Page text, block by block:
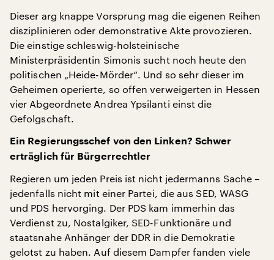
Dieser arg knappe Vorsprung mag die eigenen Reihen
disziplinieren oder demonstrative Akte provozieren.
Die einstige schleswig-holsteinische
Ministerpräsidentin Simonis sucht noch heute den
politischen „Heide-Mörder“. Und so sehr dieser im
Geheimen operierte, so offen verweigerten in Hessen
vier Abgeordnete Andrea Ypsilanti einst die
Gefolgschaft.
Ein Regierungsschef von den Linken? Schwer
erträglich für Bürgerrechtler
Regieren um jeden Preis ist nicht jedermanns Sache –
jedenfalls nicht mit einer Partei, die aus SED, WASG
und PDS hervorging. Der PDS kam immerhin das
Verdienst zu, Nostalgiker, SED-Funktionäre und
staatsnahe Anhänger der DDR in die Demokratie
gelotst zu haben. Auf diesem Dampfer fanden viele